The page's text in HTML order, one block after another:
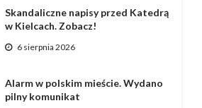
Skandaliczne napisy przed Katedrą
w Kielcach. Zobacz!
6 sierpnia 2026
Alarm w polskim mieście. Wydano
pilny komunikat